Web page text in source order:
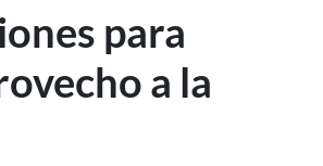
para
a la